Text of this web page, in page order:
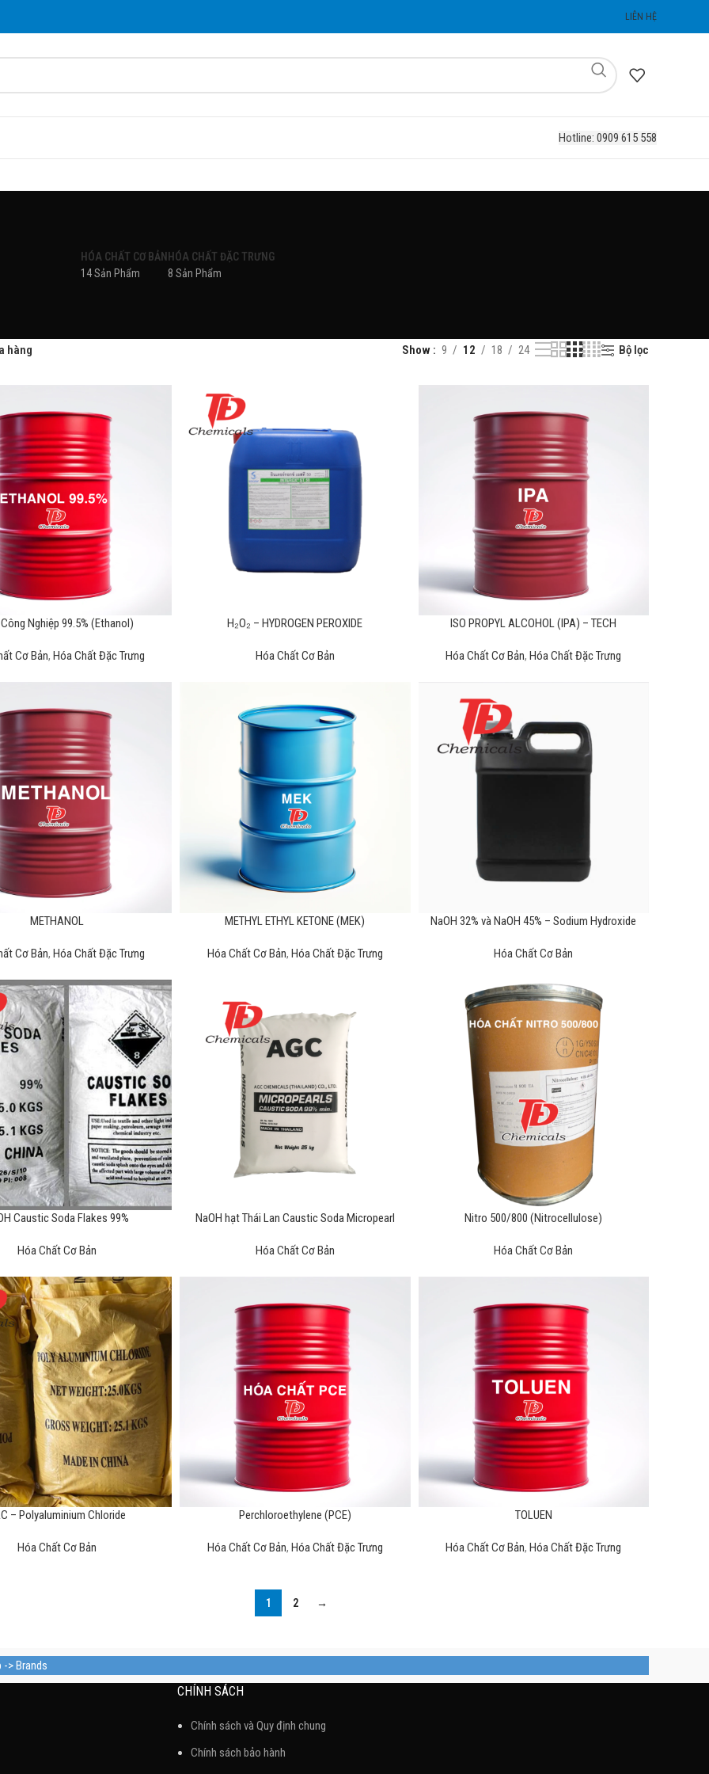
LIÊN HỆ
Hotline: 0909 615 558
HÓA CHẤT CƠ BẢN
14 Sản Phẩm
HÓA CHẤT ĐẶC TRƯNG
8 Sản Phẩm
hàng Show 9 12 18 24 Bộ lọc
Nghiệp 99.5% (Ethanol)
Cơ Bản, Hóa Chất Đặc Trưng
H₂O₂ – HYDROGEN PEROXIDE
Hóa Chất Cơ Bản
ISO PROPYL ALCOHOL (IPA) – TECH
Hóa Chất Cơ Bản, Hóa Chất Đặc Trưng
METHANOL
Cơ Bản, Hóa Chất Đặc Trưng
METHYL ETHYL KETONE (MEK)
Hóa Chất Cơ Bản, Hóa Chất Đặc Trưng
NaOH 32% và NaOH 45% – Sodium Hydroxide
Hóa Chất Cơ Bản
Caustic Soda Flakes 99%
Hóa Chất Cơ Bản
NaOH hạt Thái Lan Caustic Soda Micropearl
Hóa Chất Cơ Bản
Nitro 500/800 (Nitrocellulose)
Hóa Chất Cơ Bản
– Polyaluminium Chloride
Hóa Chất Cơ Bản
Perchloroethylene (PCE)
Hóa Chất Cơ Bản, Hóa Chất Đặc Trưng
TOLUEN
Hóa Chất Cơ Bản, Hóa Chất Đặc Trưng
1 2 →
> Brands
CHÍNH SÁCH
Chính sách và Quy định chung
Chính sách bảo hành